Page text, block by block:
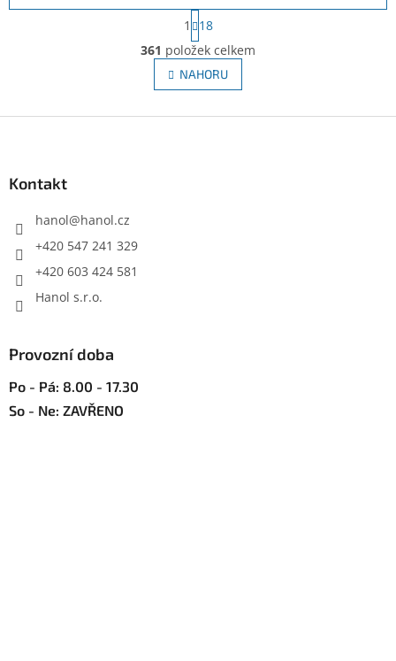
O
v
l
á
S
t
r
á
n
k
v
1
18
361 položek celkem
NAHORU
Kontakt
hanol@hanol.cz
+420 547 241 329
+420 603 424 581
Hanol s.r.o.
Provozní doba
Po - Pá: 8.00 - 17.30
So - Ne: ZAVŘENO